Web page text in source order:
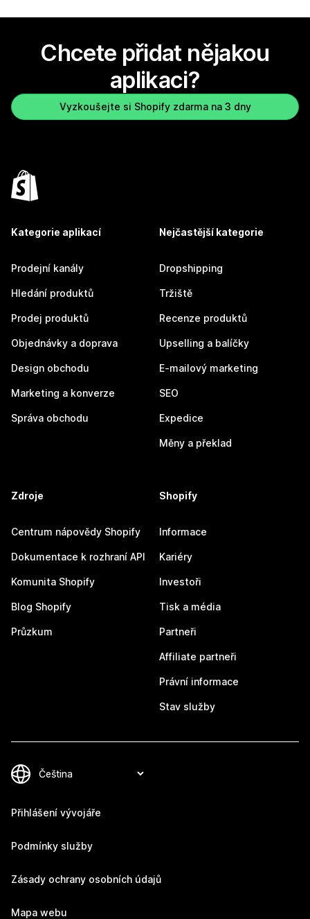
Chcete přidat nějakou
aplikaci?
Vyzkoušejte si Shopify zdarma na 3 dny
Kategorie aplikací
Prodejní kanály
Hledání produktů
Prodej produktů
Objednávky a doprava
Design obchodu
Marketing a konverze
Správa obchodu
Nejčastější kategorie
Dropshipping
Tržiště
Recenze produktů
Upselling a balíčky
E-mailový marketing
SEO
Expedice
Měny a překlad
Zdroje
Centrum nápovědy Shopify
Dokumentace k rozhraní API
Komunita Shopify
Blog Shopify
Průzkum
Shopify
Informace
Kariéry
Investoři
Tisk a média
Partneři
Affiliate partneři
Právní informace
Stav služby
Přihlášení vývojáře
Podmínky služby
Zásady ochrany osobních údajů
Mapa webu